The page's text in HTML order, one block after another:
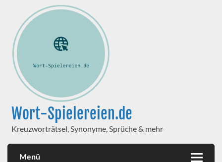
Wort-Spielereien.de
Kreuzworträtsel, Synonyme, Sprüche & mehr
Menü